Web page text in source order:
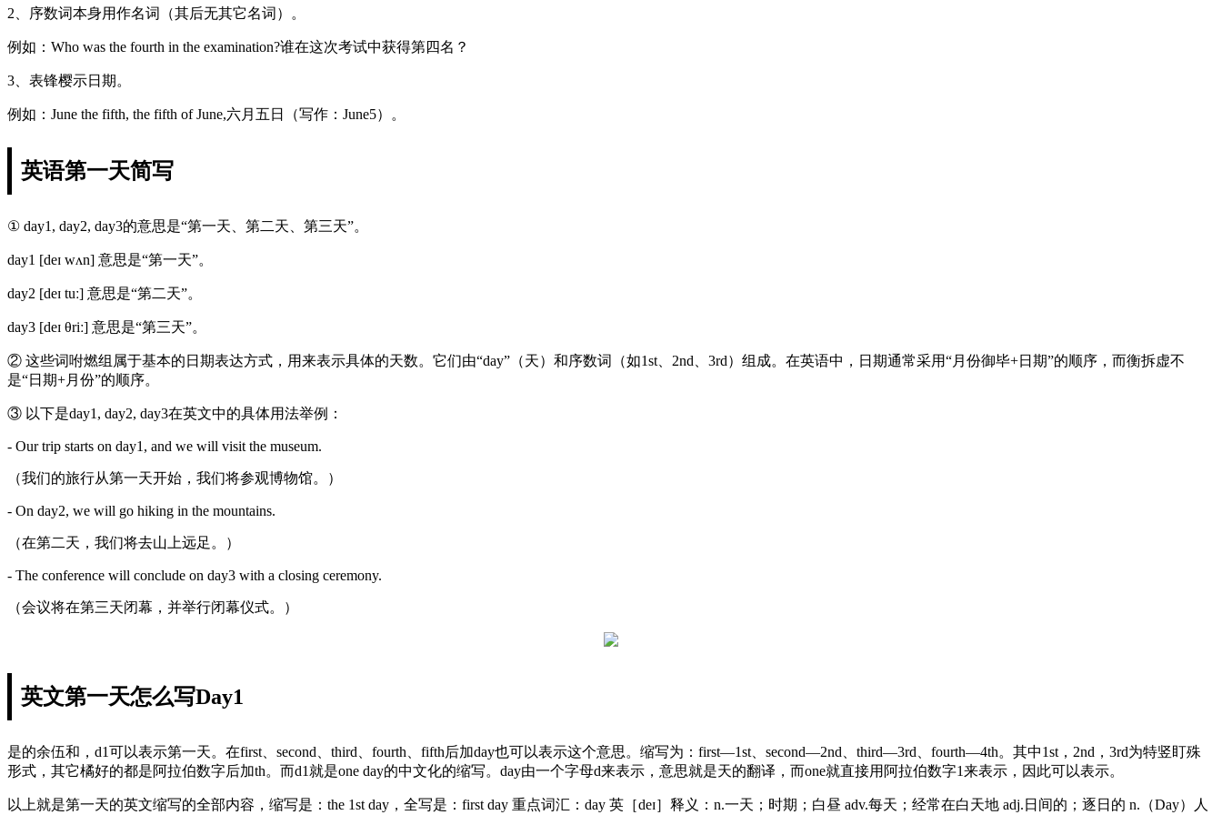
2、序数词本身用作名词（其后无其它名词）。
例如：Who was the fourth in the examination?谁在这次考试中获得第四名？
3、表锋樱示日期。
例如：June the fifth, the fifth of June,六月五日（写作：June5）。
英语第一天简写
① day1, day2, day3的意思是“第一天、第二天、第三天”。
day1 [deɪ wʌn] 意思是“第一天”。
day2 [deɪ tuː] 意思是“第二天”。
day3 [deɪ θriː] 意思是“第三天”。
② 这些词咐燃组属于基本的日期表达方式，用来表示具体的天数。它们由“day”（天）和序数词（如1st、2nd、3rd）组成。在英语中，日期通常采用“月份御毕+日期”的顺序，而衡拆虚不
是“日期+月份”的顺序。
③ 以下是day1, day2, day3在英文中的具体用法举例：
- Our trip starts on day1, and we will visit the museum.
（我们的旅行从第一天开始，我们将参观博物馆。）
- On day2, we will go hiking in the mountains.
（在第二天，我们将去山上远足。）
- The conference will conclude on day3 with a closing ceremony.
（会议将在第三天闭幕，并举行闭幕仪式。）
英文第一天怎么写Day1
是的余伍和，d1可以表示第一天。在first、second、third、fourth、fifth后加day也可以表示这个意思。缩写为：first—1st、second—2nd、third—3rd、fourth—4th。其中1st，2nd，3rd为特竖盯殊
形式，其它橘好的都是阿拉伯数字后加th。而d1就是one day的中文化的缩写。day由一个字母d来表示，意思就是天的翻译，而one就直接用阿拉伯数字1来表示，因此可以表示。
以上就是第一天的英文缩写的全部内容，缩写是：the 1st day，全写是：first day 重点词汇：day 英［deɪ］释义：n.一天；时期；白昼 adv.每天；经常在白天地 adj.日间的；逐日的 n.（Day）人